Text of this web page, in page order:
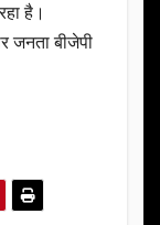
है।
जनता बीजेपी